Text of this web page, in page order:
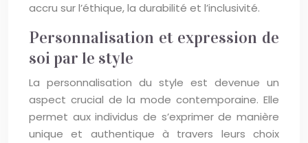
accru sur l’éthique, la durabilité et l’inclusivité.
Personnalisation et expression de
soi par le style
La personnalisation du style est devenue un
aspect crucial de la mode contemporaine. Elle
permet aux individus de s’exprimer de manière
unique et authentique à travers leurs choix